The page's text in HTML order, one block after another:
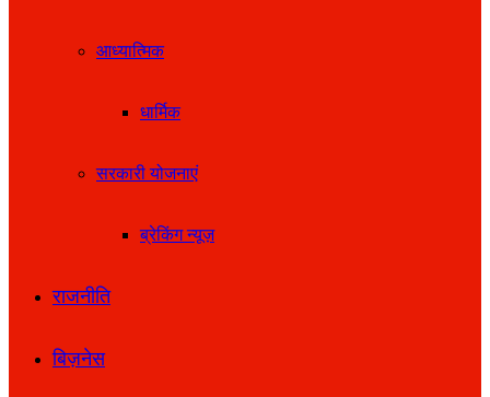
आध्यात्मिक
धार्मिक
सरकारी योजनाएं
ब्रेकिंग न्यूज़
राजनीति
बिज़नेस